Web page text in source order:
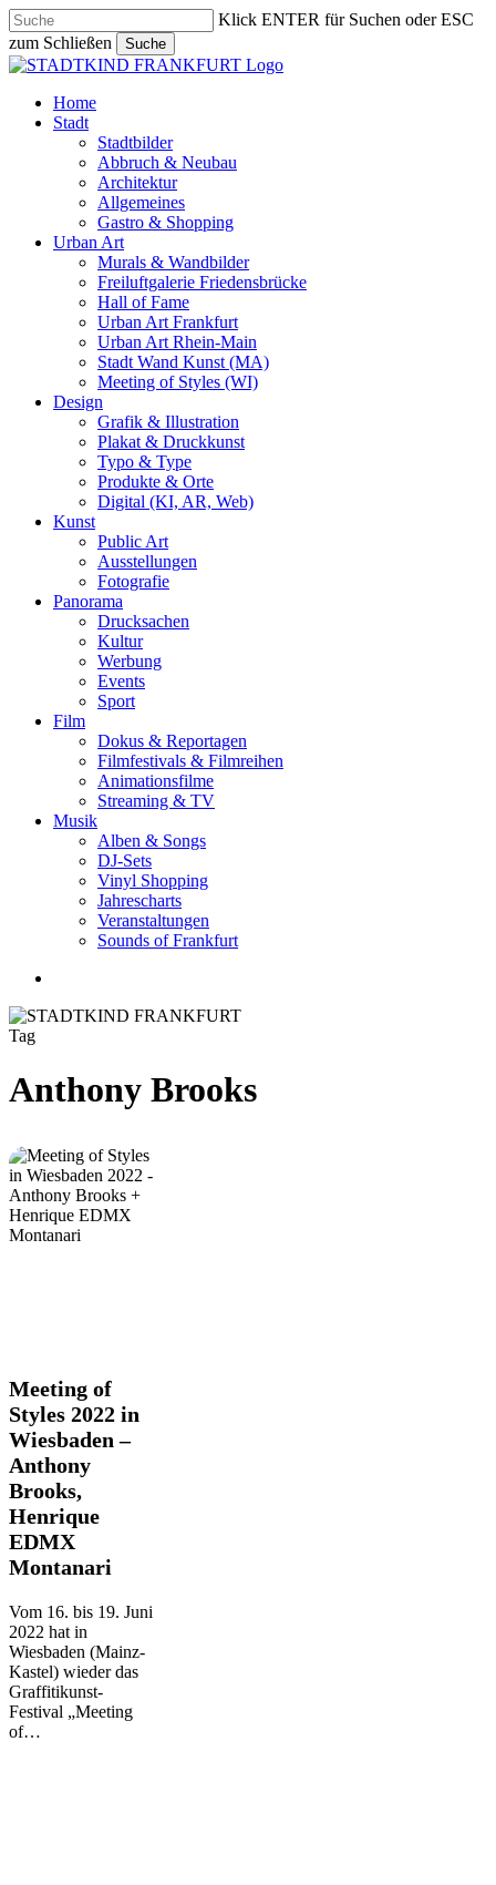
Skip
to
main
content
Klick ENTER für Suchen oder ESC
zum Schließen
Suche
Close
search
Menu
Home
Stadt
Stadtbilder
Abbruch & Neubau
Architektur
Allgemeines
Gastro & Shopping
Urban Art
Murals & Wandbilder
Freiluftgalerie Friedensbrücke
Hall of Fame
Urban Art Frankfurt
Urban Art Rhein-Main
Stadt Wand Kunst (MA)
Meeting of Styles (WI)
Design
Grafik & Illustration
Plakat & Druckkunst
Typo & Type
Produkte & Orte
Digital (KI, AR, Web)
Kunst
Public Art
Ausstellungen
Fotografie
Panorama
Drucksachen
Kultur
Werbung
Events
Sport
Film
Dokus & Reportagen
Filmfestivals & Filmreihen
Animationsfilme
Streaming & TV
Musik
Alben & Songs
DJ-Sets
Vinyl Shopping
Jahrescharts
Veranstaltungen
Sounds of Frankfurt
Tag
Anthony Brooks
Meeting
of
Styles
2022
in
Wiesbaden
–
Anthony
Brooks,
Henrique
Montanari
Meeting of
Styles 2022 in
Wiesbaden –
Anthony
Brooks,
Henrique
EDMX
Montanari
Vom 16. bis 19. Juni
2022 hat in
Wiesbaden (Mainz-
Kastel) wieder das
Graffitikunst-
Festival „Meeting
of…